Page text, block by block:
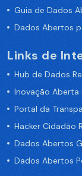
Guia de Dados
Dados Abertos
Links de
Hub de Dados
Inovação Aberta
Portal da
Hacker Cidadão
Dados Abertos
Dados Abertos